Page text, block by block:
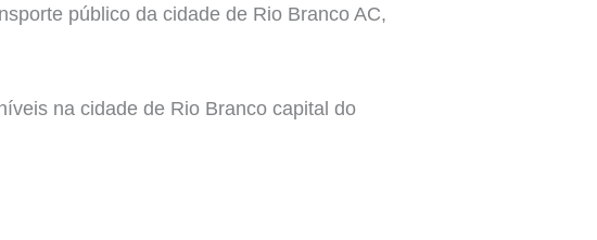
público da cidade de Rio Branco AC,
na cidade de Rio Branco capital do